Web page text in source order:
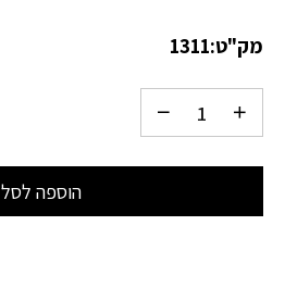
מק"ט:1311
הוספה לסל